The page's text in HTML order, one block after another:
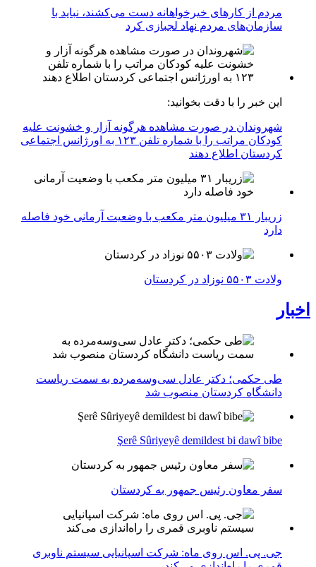
مردم از کارهای خیرخواهانه دست می‌کشند، نباید با
سازمان‌های مردم نهاد لجبازی کرد
این خبر را با دقت بخوانید:
شهروندان در صورت مشاهده هرگونه آزار و خشونت علیه
کودکان مراتب را با شماره تلفن ۱۲۳ به اورژانس اجتماعی
کردستان اطلاع دهند
زریبار ۳۱ میلیون متر مکعب با وضعیت آرمانی خود فاصله
دارد
ولادت ۵۵۰۳ نوزاد در کردستان
اخبار
طی حکمی؛ دکتر عادل سی‌وسه‌مرده به سمت ریاست
دانشگاه کردستان منصوب شد
Şerê Sûriyeyê demildest bi dawî bibe
سفر معاون رئیس جمهور به کردستان
جی. پی. اس روی ماه: شرکت اسپانیایی سیستم ناوبری